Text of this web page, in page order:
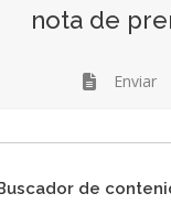
nota de
Enviar
de